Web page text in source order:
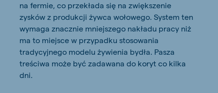
na fermie, co przekłada się na zwiększenie
zysków z produkcji żywca wołowego. System ten
wymaga znacznie mniejszego nakładu pracy niż
ma to miejsce w przypadku stosowania
tradycyjnego modelu żywienia bydła. Pasza
treściwa może być zadawana do koryt co kilka
dni.